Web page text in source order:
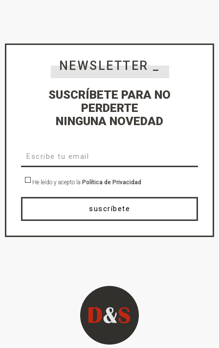
NEWSLETTER _
SUSCRÍBETE PARA NO
PERDERTE
NINGUNA NOVEDAD
He leído y acepto la Política de Privacidad
suscríbete